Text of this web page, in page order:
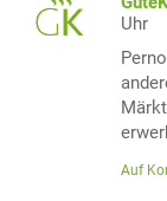
Uhr
Auf